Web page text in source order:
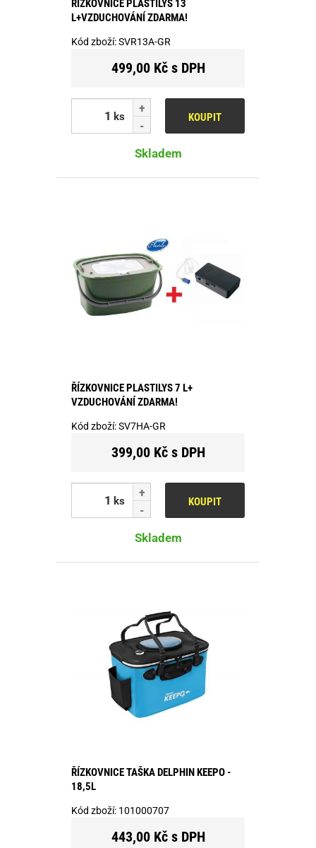
ŘÍZKOVNICE PLASTILYS 13
L+VZDUCHOVÁNÍ ZDARMA!
Kód zboží:SVR13A-GR
499,00 Kč s DPH
ks KOUPIT
Skladem
ŘÍZKOVNICE PLASTILYS 7 L+
VZDUCHOVÁNÍ ZDARMA!
Kód zboží:SV7HA-GR
399,00 Kč s DPH
ks KOUPIT
Skladem
ŘÍZKOVNICE TAŠKA DELPHIN KEEPO -
18,5L
Kód zboží: 101000707
443,00 Kč s DPH